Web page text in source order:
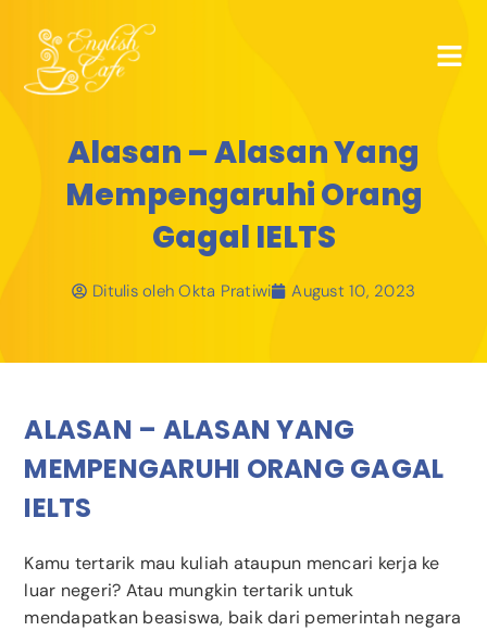
Alasan – Alasan Yang
Mempengaruhi Orang
Gagal IELTS
Ditulis oleh Okta Pratiwi August 10, 2023
ALASAN – ALASAN YANG
MEMPENGARUHI ORANG GAGAL
IELTS
Kamu tertarik mau kuliah ataupun mencari kerja ke
luar negeri? Atau mungkin tertarik untuk
mendapatkan beasiswa, baik dari pemerintah negara